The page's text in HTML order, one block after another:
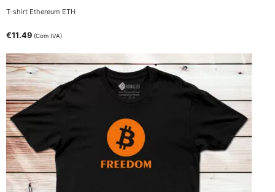
T-shirt Ethereum ETH
€11.49 (Com IVA)